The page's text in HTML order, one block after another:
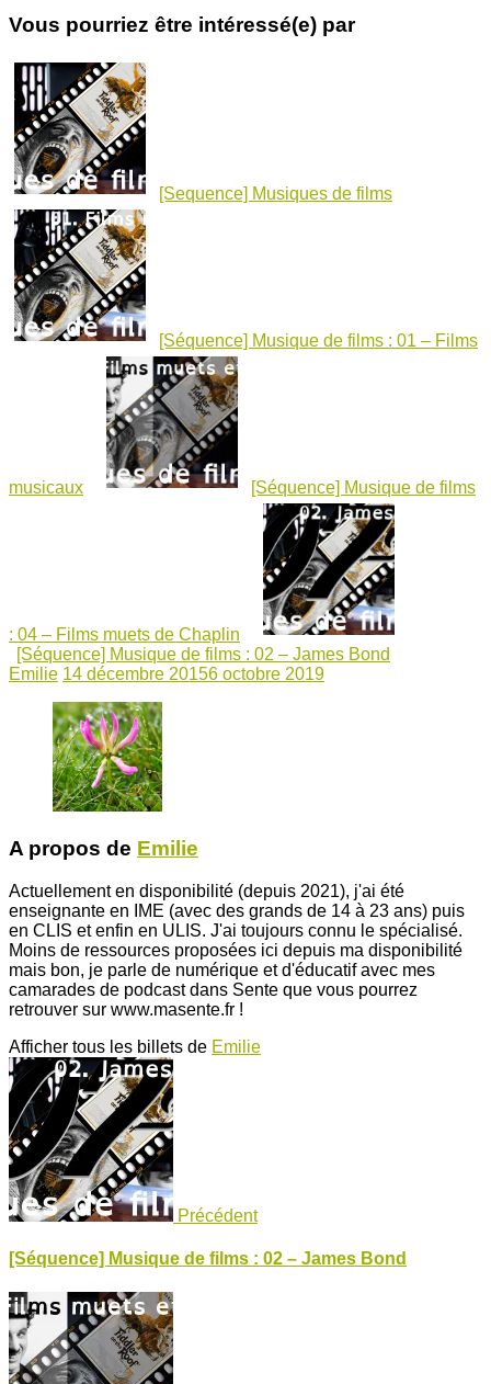
Vous pourriez être intéressé(e) par
[Sequence] Musiques de films
[Séquence] Musique de films : 01 – Films
musicaux [Séquence] Musique de films
: 04 – Films muets de Chaplin
[Séquence] Musique de films : 02 – James Bond
Emilie 14 décembre 20156 octobre 2019
A propos de Emilie
Actuellement en disponibilité (depuis 2021), j'ai été
enseignante en IME (avec des grands de 14 à 23 ans) puis
en CLIS et enfin en ULIS. J'ai toujours connu le spécialisé.
Moins de ressources proposées ici depuis ma disponibilité
mais bon, je parle de numérique et d'éducatif avec mes
camarades de podcast dans Sente que vous pourrez
retrouver sur www.masente.fr !
Afficher tous les billets de Emilie
Précédent
[Séquence] Musique de films : 02 – James Bond